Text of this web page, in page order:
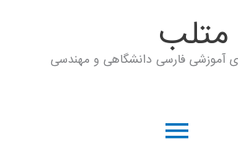
متلب
آموزشی فارسی دانشگاهی و مهندسی
فهرست